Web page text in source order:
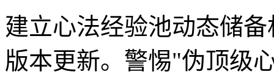
建立心法经验池动态储
版本更新。警惕"伪顶级